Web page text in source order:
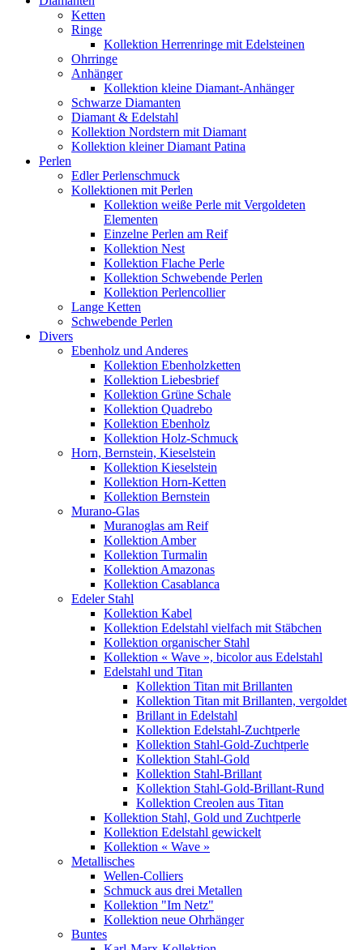
Ketten
Ringe
Kollektion Herrenringe mit Edelsteinen
Ohrringe
Anhänger
Kollektion kleine Diamant-Anhänger
Schwarze Diamanten
Diamant & Edelstahl
Kollektion Nordstern mit Diamant
Kollektion kleiner Diamant Patina
Perlen
Edler Perlenschmuck
Kollektionen mit Perlen
Kollektion weiße Perle mit Vergoldeten
Elementen
Einzelne Perlen am Reif
Kollektion Nest
Kollektion Flache Perle
Kollektion Schwebende Perlen
Kollektion Perlencollier
Lange Ketten
Schwebende Perlen
Divers
Ebenholz und Anderes
Kollektion Ebenholzketten
Kollektion Liebesbrief
Kollektion Grüne Schale
Kollektion Quadrebo
Kollektion Ebenholz
Kollektion Holz-Schmuck
Horn, Bernstein, Kieselstein
Kollektion Kieselstein
Kollektion Horn-Ketten
Kollektion Bernstein
Murano-Glas
Muranoglas am Reif
Kollektion Amber
Kollektion Turmalin
Kollektion Amazonas
Kollektion Casablanca
Edeler Stahl
Kollektion Kabel
Kollektion Edelstahl vielfach mit Stäbchen
Kollektion organischer Stahl
Kollektion « Wave », bicolor aus Edelstahl
Edelstahl und Titan
Kollektion Titan mit Brillanten
Kollektion Titan mit Brillanten, vergoldet
Brillant in Edelstahl
Kollektion Edelstahl-Zuchtperle
Kollektion Stahl-Gold-Zuchtperle
Kollektion Stahl-Gold
Kollektion Stahl-Brillant
Kollektion Stahl-Gold-Brillant-Rund
Kollektion Creolen aus Titan
Kollektion Stahl, Gold und Zuchtperle
Kollektion Edelstahl gewickelt
Kollektion « Wave »
Metallisches
Wellen-Colliers
Schmuck aus drei Metallen
Kollektion "Im Netz"
Kollektion neue Ohrhänger
Buntes